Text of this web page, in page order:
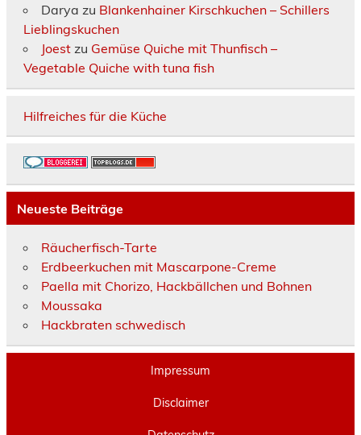
Darya zu Blankenhainer Kirschkuchen – Schillers
Lieblingskuchen
Joestzu Gemüse Quiche mit Thunfisch –
Vegetable Quiche with tuna fish
Hilfreiches für die Küche
Neueste Beiträge
Räucherfisch-Tarte
Erdbeerkuchen mit Mascarpone-Creme
Paella mit Chorizo, Hackbällchen und Bohnen
Moussaka
Hackbraten schwedisch
Impressum
Disclaimer